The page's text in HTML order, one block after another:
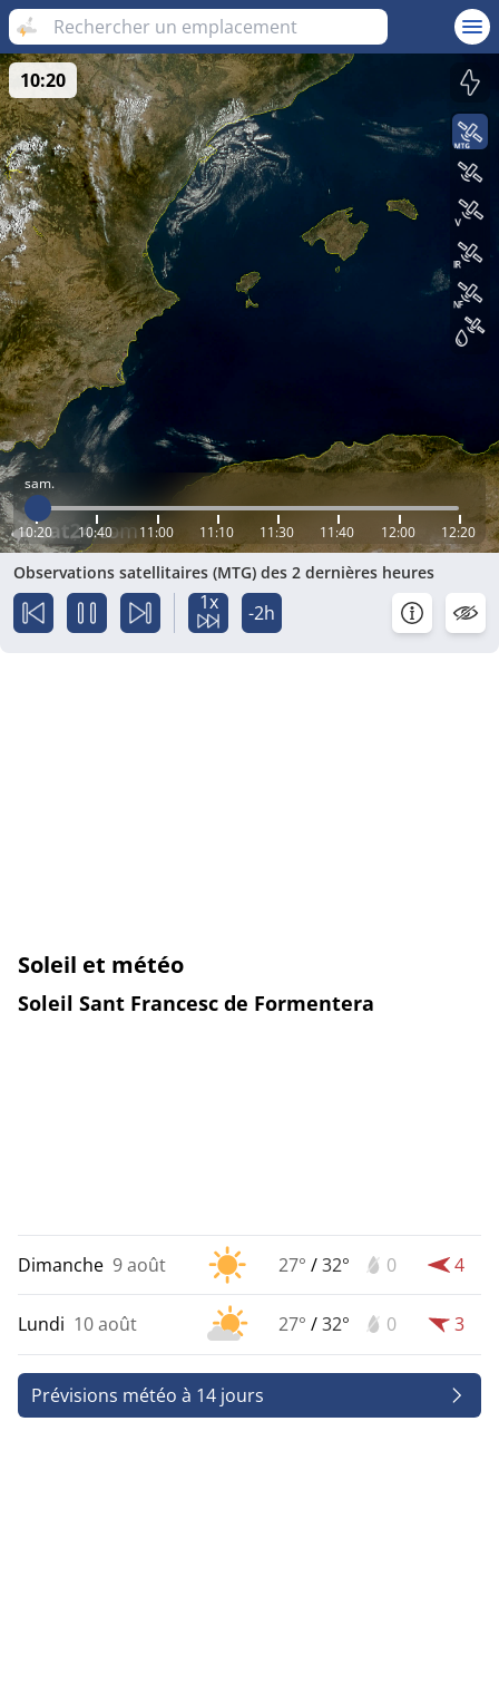
sam.
10:20 10:40 11:00 11:10 11:30 11:40 12:00 12:20
10:20
Observations satellitaires (MTG) des 2 dernières heures
1x -2h
Soleil et météo
Soleil Sant Francesc de Formentera
Dimanche 9 août 27° /32° 0 4
Lundi 10 août 27° /32° 0 3
Prévisions météo à 14 jours